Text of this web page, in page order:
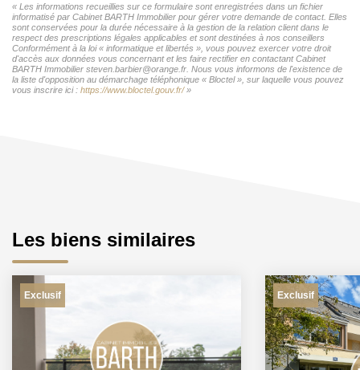
« Les informations recueillies sur ce formulaire sont enregistrées dans un fichier
informatisé par Cabinet BARTH Immobilier pour gérer votre demande de contact. Elles
sont conservées pour la durée nécessaire à la gestion de la relation client dans le
respect des prescriptions légales applicables et sont destinées à nos conseillers
Conformément à la loi « informatique et libertés », vous pouvez exercer votre droit
d'accès aux données vous concernant et les faire rectifier en contactant Cabinet
BARTH Immobilier steven.barbier@orange.fr. Nous vous informons de l'existence de
la liste d'opposition au démarchage téléphonique « Bloctel », sur laquelle vous pouvez
vous inscrire ici : https://www.bloctel.gouv.fr/»
Les biens similaires
Exclusif Exclusif